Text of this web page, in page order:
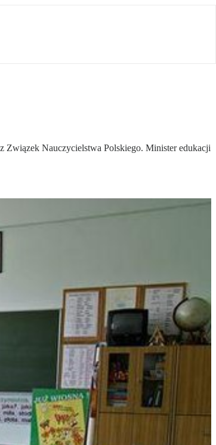
Związek Nauczycielstwa Polskiego. Minister edukacji